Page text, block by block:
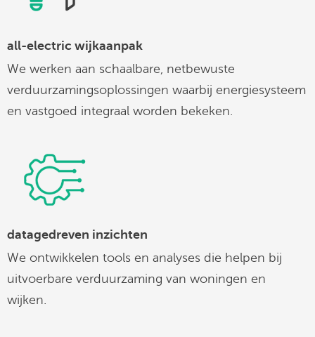
all-electric wijkaanpak
We werken aan schaalbare, netbewuste
verduurzamingsoplossingen waarbij energiesysteem
en vastgoed integraal worden bekeken.
datagedreven inzichten
We ontwikkelen tools en analyses die helpen bij
uitvoerbare verduurzaming van woningen en
wijken.